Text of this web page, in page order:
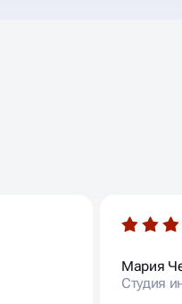
Мария
Студия